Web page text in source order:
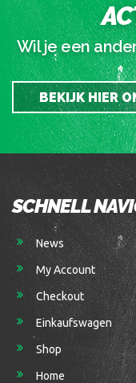
Wil je een
BEKIJK HIER
SCHNELL
News
My Account
Checkout
Einkaufswagen
Shop
Home